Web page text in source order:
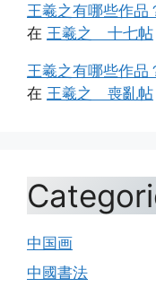
王羲之有哪些作
在 王羲之 十七帖
王羲之有哪些作
在 王羲之 喪亂帖
中国画
中國書法